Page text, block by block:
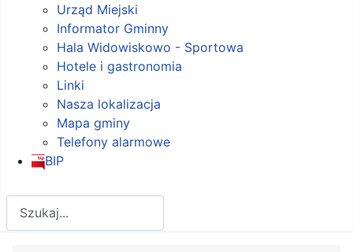
Urząd Miejski
Informator Gminny
Hala Widowiskowo - Sportowa
Hotele i gastronomia
Linki
Nasza lokalizacja
Mapa gminy
Telefony alarmowe
BIP